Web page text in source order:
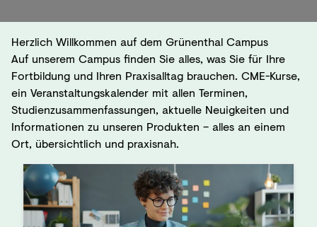
Herzlich Willkommen auf dem Grünenthal Campus
Auf unserem Campus finden Sie alles, was Sie für Ihre
Fortbildung und Ihren Praxisalltag brauchen. CME-Kurse,
ein Veranstaltungskalender mit allen Terminen,
Studienzusammenfassungen, aktuelle Neuigkeiten und
Informationen zu unseren Produkten – alles an einem
Ort, übersichtlich und praxisnah.